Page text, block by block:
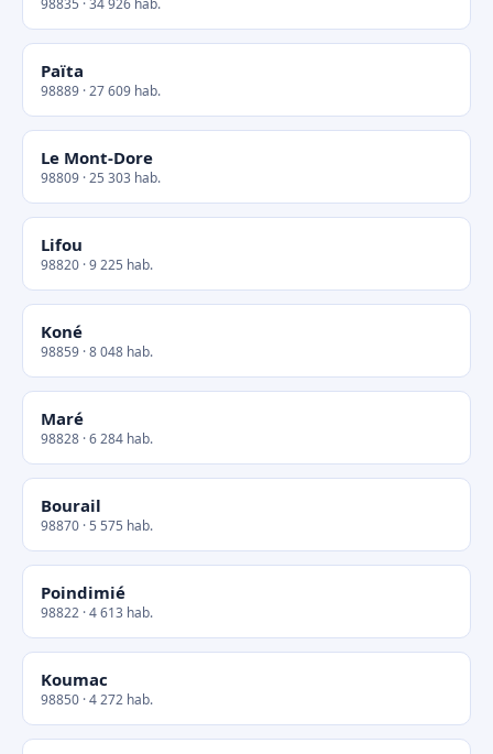
98835 · 34 926 hab.
Païta
98889 · 27 609 hab.
Le Mont-Dore
98809 · 25 303 hab.
Lifou
98820 · 9 225 hab.
Koné
98859 · 8 048 hab.
Maré
98828 · 6 284 hab.
Bourail
98870 · 5 575 hab.
Poindimié
98822 · 4 613 hab.
Koumac
98850 · 4 272 hab.